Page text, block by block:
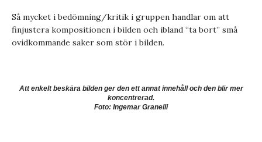
Så mycket i bedömning/kritik i gruppen handlar om att
finjustera kompositionen i bilden och ibland “ta bort” små
ovidkommande saker som stör i bilden.
Att enkelt beskära bilden ger den ett annat innehåll och den blir mer
koncentrerad.
Foto: Ingemar Granelli